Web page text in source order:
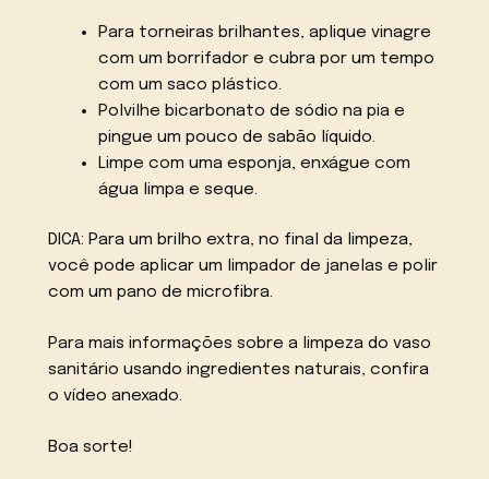
Para torneiras brilhantes, aplique vinagre
com um borrifador e cubra por um tempo
com um saco plástico.
Polvilhe bicarbonato de sódio na pia e
pingue um pouco de sabão líquido.
Limpe com uma esponja, enxágue com
água limpa e seque.
DICA: Para um brilho extra, no final da limpeza,
você pode aplicar um limpador de janelas e polir
com um pano de microfibra.
Para mais informações sobre a limpeza do vaso
sanitário usando ingredientes naturais, confira
o vídeo anexado.
Boa sorte!